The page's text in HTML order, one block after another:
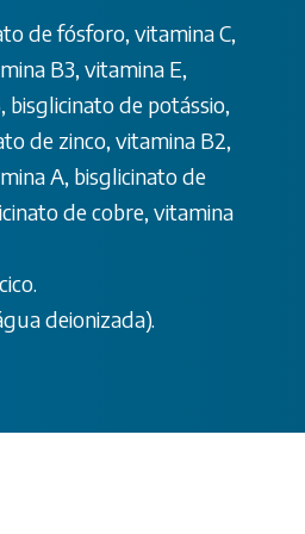
de fósforo, vitamina C,
B3, vitamina E,
de potássio,
de zinco, vitamina B2,
A, bisglicinato de
de cobre, vitamina
deionizada).